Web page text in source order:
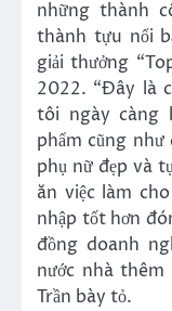
những thành
thành tựu nổi
giải thưởng
2022. “Đây là
tôi ngày càng
phẩm cũng
phụ nữ đẹp và
ăn việc làm
nhập tốt hơn
đồng doanh
nước nhà
Trần bày tỏ.